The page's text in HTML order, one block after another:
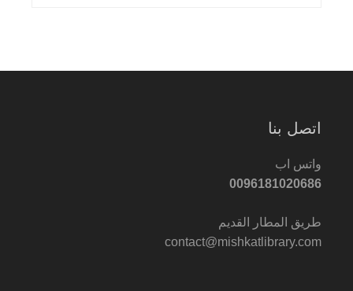
اتصل بنا
واتس اب
0096181020686
طريق المطار القديم
contact@mishkatlibrary.com